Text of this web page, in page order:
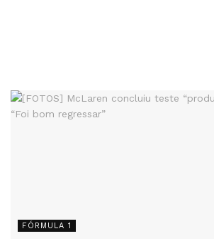
FÓRMULA 1